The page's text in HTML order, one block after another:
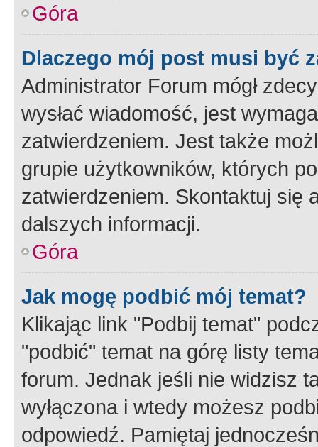
Góra
Dlaczego mój post musi być
Administrator Forum mógł
wysłać wiadomość, jest
zatwierdzeniem. Jest także
grupie użytkowników, których
zatwierdzeniem. Skontaktuj się
dalszych informacji.
Góra
Jak mogę podbić mój temat?
Klikając link "Podbij temat"
"podbić" temat na górę listy
forum. Jednak jeśli nie widzisz
wyłączona i wtedy możesz
odpowiedź. Pamiętaj